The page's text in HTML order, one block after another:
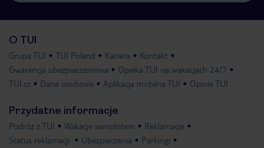
O TUI
Grupa TUI TUI Poland Kariera
Kontakt
Gwarancja ubezpieczeniowa
Opieka TUI na wakacjach 24/7
TUI.cz
Dane osobowe Aplikacja mobilna TUI Opinie TUI
Przydatne informacje
Podróż z TUI Wakacje samolotem
Reklamacje
Status reklamacji
Ubezpieczenia
Parkingi